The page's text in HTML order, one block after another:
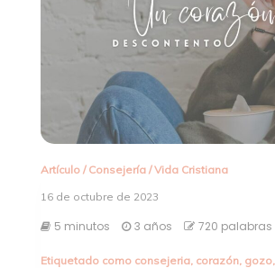
Artículo/ Consejería/Vida Cristiana
16 de octubre de 2023
5 minutos 3 años 720 palabras
Etiquetado como consejeria, corazón, gozo,